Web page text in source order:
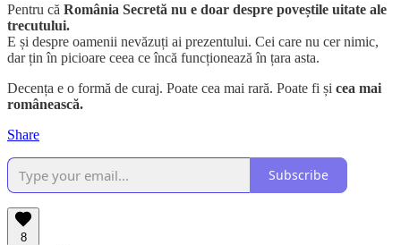
Pentru că România Secretă nu e doar despre poveștile uitate ale
trecutului.
E și despre oamenii nevăzuți ai prezentului. Cei care nu cer nimic,
dar țin în picioare ceea ce încă funcționează în țara asta.
Decența e o formă de curaj. Poate cea mai rară. Poate fi și cea mai
românească.
Share
Subscribe
8